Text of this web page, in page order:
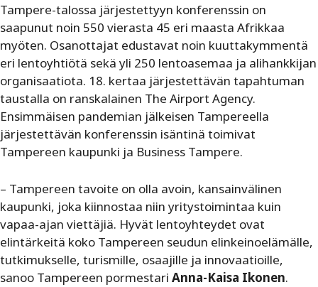
Tampere-talossa järjestettyyn konferenssin on
saapunut noin 550 vierasta 45 eri maasta Afrikkaa
myöten. Osanottajat edustavat noin kuuttakymmentä
eri lentoyhtiötä sekä yli 250 lentoasemaa ja alihankkijan
organisaatiota. 18. kertaa järjestettävän tapahtuman
taustalla on ranskalainen The Airport Agency.
Ensimmäisen pandemian jälkeisen Tampereella
järjestettävän konferenssin isäntinä toimivat
Tampereen kaupunki ja Business Tampere.
– Tampereen tavoite on olla avoin, kansainvälinen
kaupunki, joka kiinnostaa niin yritystoimintaa kuin
vapaa-ajan viettäjiä. Hyvät lentoyhteydet ovat
elintärkeitä koko Tampereen seudun elinkeinoelämälle,
tutkimukselle, turismille, osaajille ja innovaatioille,
sanoo Tampereen pormestari Anna-Kaisa Ikonen.